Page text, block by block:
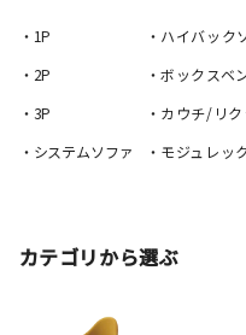
・1P
・2P
・3P
・システムソファ
・ハイバック
・ボックスベ
・カウチ/リ
・モジュレッ
カテゴリから選ぶ